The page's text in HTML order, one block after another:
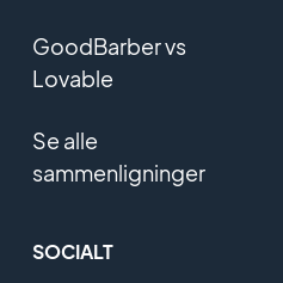
GoodBarber vs
Lovable
Se alle
sammenligninger
SOCIALT